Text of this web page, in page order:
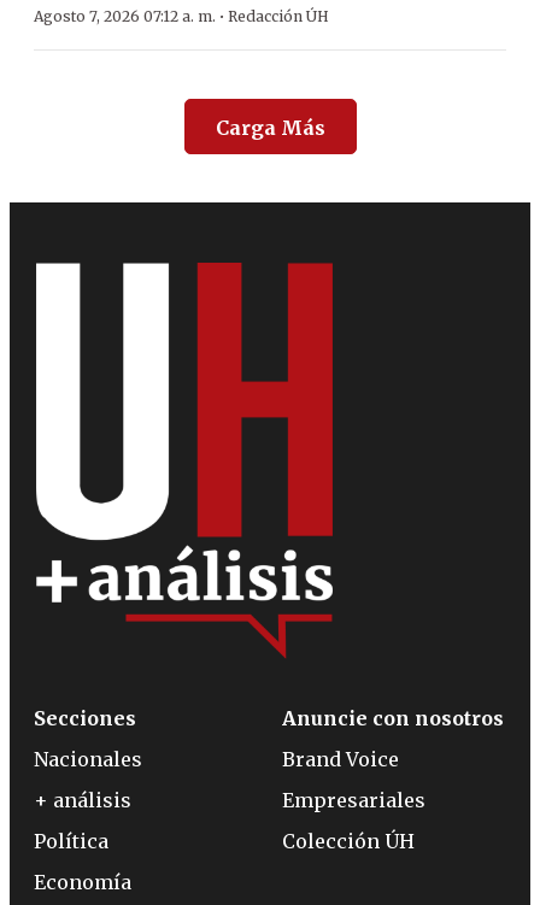
Agosto 7, 2026 07:12 a. m. · Redacción ÚH
Carga Más
Secciones
Nacionales
+ análisis
Política
Economía
Anuncie con nosotros
Brand Voice
Empresariales
Colección ÚH